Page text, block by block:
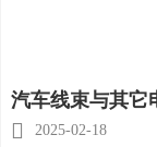
汽车线束与其它
 2025-02-18